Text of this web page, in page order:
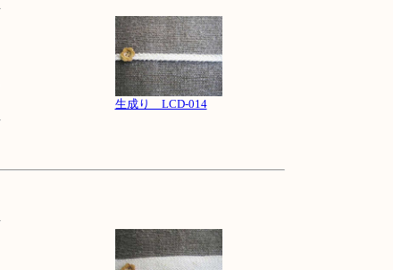
生成り LCD-014